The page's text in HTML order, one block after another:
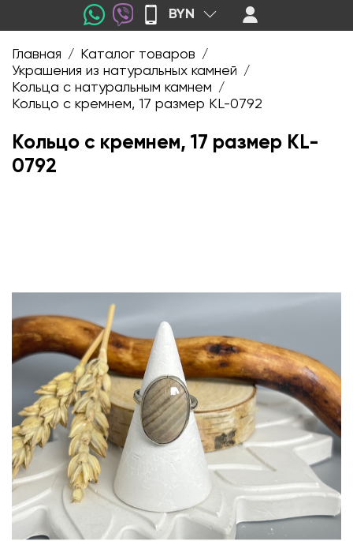
BYN
Главная / Каталог товаров /
Украшения из натуральных камней /
Кольца с натуральным камнем /
Кольцо с кремнем, 17 размер KL-0792
Кольцо с кремнем, 17 размер KL-
0792